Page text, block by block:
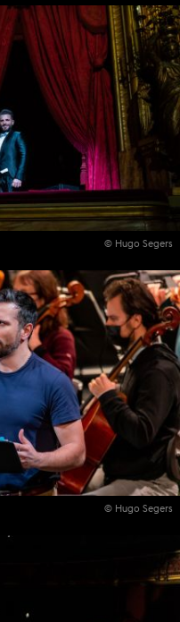
© Hugo Segers
© Hugo Segers